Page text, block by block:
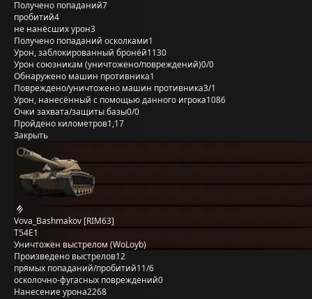
Получено попаданий7
пробитий4
не нанёсших урон3
Получено попаданий осколками1
Урон, заблокированный бронёй1130
Урон союзникам (уничтожено/повреждений)0/0
Обнаружено машин противника1
Повреждено/уничтожено машин противника3/1
Урон, нанесённый с помощью данного игрока1086
Очки захвата/защиты базы0/0
Пройдено километров1,17
Закрыть
Vova_Bashmakov [RIM63]
T54E1
Уничтожен выстрелом (WoLoyb)
Произведено выстрелов12
прямых попаданий/пробитий11/6
осколочно-фугасных повреждений0
Нанесение урона2268